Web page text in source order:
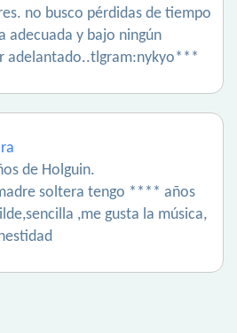
no busco pérdidas de tiempo
adecuada y bajo ningún
adelantado..tlgram:nykyo***
de Holguin.
soltera tengo **** años
,me gusta la música,